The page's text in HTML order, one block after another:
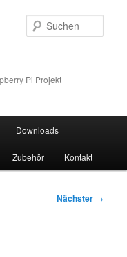
Pi Projekt
Downloads
Zubehör Kontakt
Nächster →